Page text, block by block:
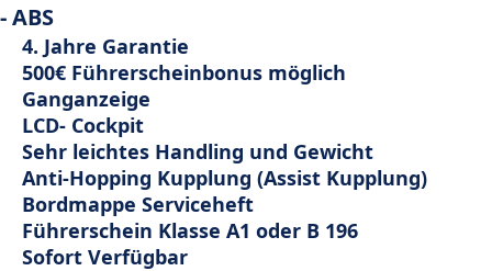
- ABS
4. Jahre Garantie
500€ Führerscheinbonus möglich
Ganganzeige
LCD- Cockpit
Sehr leichtes Handling und Gewicht
Anti-Hopping Kupplung (Assist Kupplung)
Bordmappe Serviceheft
Führerschein Klasse A1 oder B 196
Sofort Verfügbar